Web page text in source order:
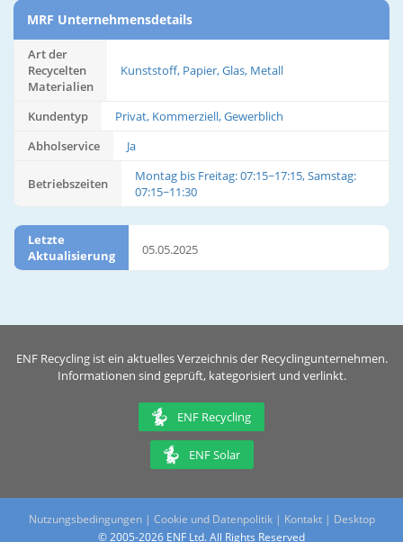
MRF Unternehmensdetails
Art der
Recycelten
Materialien
Kunststoff, Papier, Glas, Metall
Kundentyp
Privat, Kommerziell, Gewerblich
Abholservice
Ja
Betriebszeiten
Montag bis Freitag: 07:15~17:15, Samstag:
07:15~11:30
Letzte
Aktualisierung
05.05.2025
ENF Recycling ist ein aktuelles Verzeichnis der Recyclingunternehmen.
Informationen sind geprüft, kategorisiert und verlinkt.
ENF Recycling
ENF Solar
Nutzungsbedingungen| Cookie und Datenpolitik| Kontakt | Desktop
© 2005-2026 ENF Ltd. All Rights Reserved